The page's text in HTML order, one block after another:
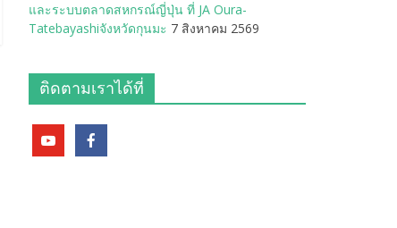
และระบบตลาดสหกรณ์ญี่ปุ่น ที่ JA Oura-
Tatebayashiจังหวัดกุนมะ 7 สิงหาคม 2569
ติดตามเราได้ที่